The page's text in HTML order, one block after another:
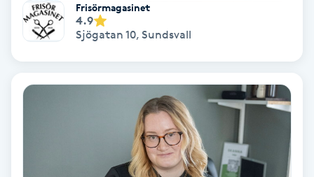
Pensionärklippning
Permanent hårborttagning
Permanent ögonbrynsmakeup
Frisörmagasinet
4.9
Sjögatan 10, Sundsvall